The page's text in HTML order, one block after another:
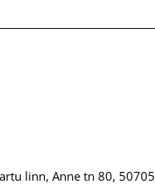
linn, Anne tn 80, 50705